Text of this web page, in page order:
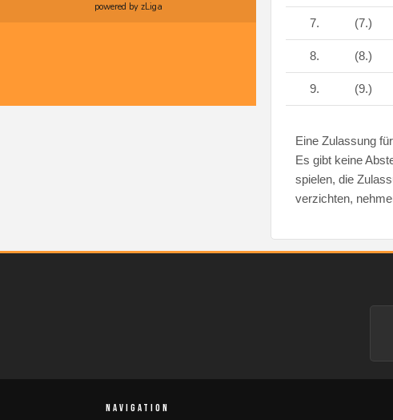
powered by zLiga
7. (7.)
8. (8.)
9. (9.)
Eine Zulassung
Es gibt keine
spielen, die
verzichten,
NAVIGATION